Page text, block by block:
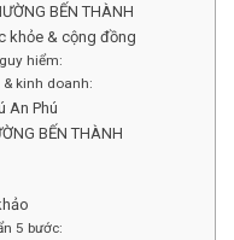
BẾN THÀNH
khỏe & cộng đồng
hiểm:
kinh doanh:
An Phú
BẾN THÀNH
5 bước: